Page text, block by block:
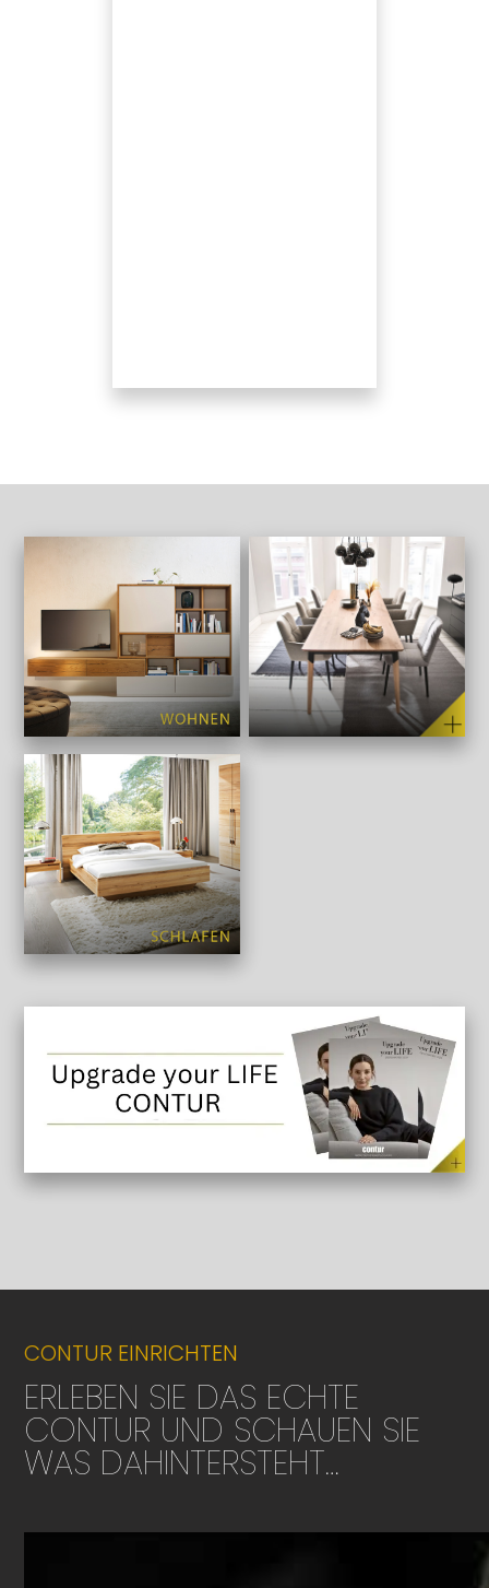
CONTUR EINRICHTEN
ERLEBEN SIE DAS ECHTE
CONTUR UND SCHAUEN SIE
WAS DAHINTERSTEHT…